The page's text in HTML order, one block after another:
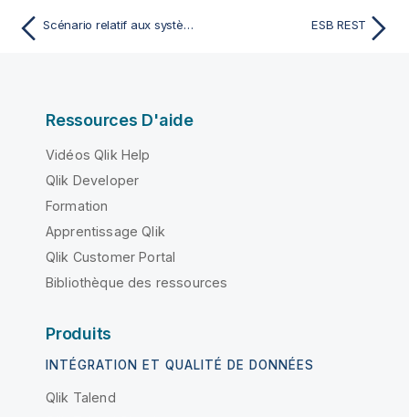
Scénario relatif aux systèmes de gestion des intégrations (Embeddings) ESB REST
Ressources D'aide
Vidéos Qlik Help
Qlik Developer
Formation
Apprentissage Qlik
Qlik Customer Portal
Bibliothèque des ressources
Produits
INTÉGRATION ET QUALITÉ DE DONNÉES
Qlik Talend